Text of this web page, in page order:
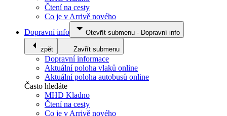
Čtení na cesty
Co je v Arrivě nového
Dopravní info
Otevřít submenu - Dopravní info
zpět Zavřít submenu
Dopravní informace
Aktuální poloha vlaků online
Aktuální poloha autobusů online
Často hledáte
MHD Kladno
Čtení na cesty
Co je v Arrivě nového